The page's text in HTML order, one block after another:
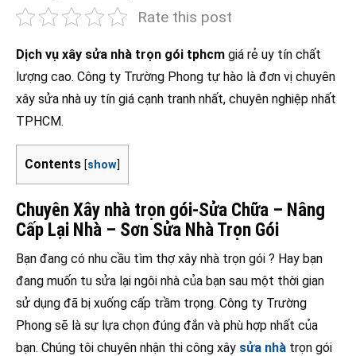
Rate this post
Dịch vụ xây sửa nhà trọn gói tphcm giá rẻ uy tín chất
lượng cao. Công ty Trường Phong tự hào là đơn vị chuyên
xây sửa nhà uy tín giá cạnh tranh nhất, chuyên nghiệp nhất
TPHCM.
Contents [show]
Chuyên Xây nhà trọn gói-Sửa Chữa – Nâng
Cấp Lại Nhà – Sơn Sửa Nhà Trọn Gói
Bạn đang có nhu cầu tìm thợ xây nhà trọn gói ? Hay bạn
đang muốn tu sửa lại ngôi nhà của bạn sau một thời gian
sử dụng đã bị xuống cấp trầm trọng. Công ty Trường
Phong sẽ là sự lựa chọn đúng đắn và phù hợp nhất của
bạn. Chúng tôi chuyên nhận thi công xây sửa nhà trọn gói